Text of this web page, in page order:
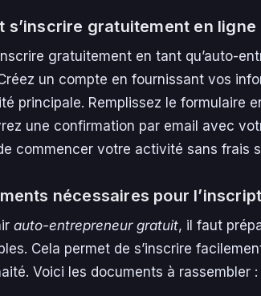
s’inscrire gratuitement en ligne
gratuitement en tant qu’auto-
un compte en fournissant vos
principale. Remplissez le formulaire
une confirmation par email avec
commencer votre activité sans frais
nécessaires pour
auto-entrepreneur gratuit, il faut
Cela permet de s’inscrire
Voici les documents à rassembler :